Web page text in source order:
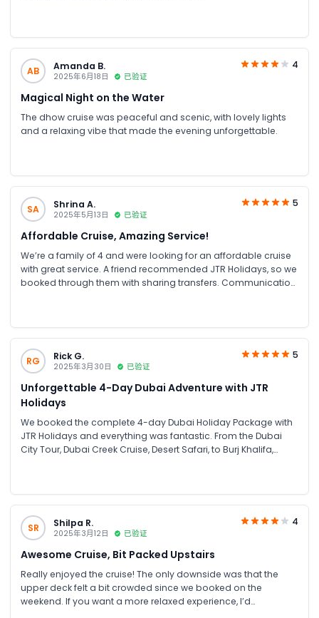
AB Amanda B.
2025年6月18日 已验证
4
Magical Night on the Water
The dhow cruise was peaceful and scenic, with lovely lights
and a relaxing vibe that made the evening unforgettable.
SA Shrina A.
2025年5月13日 已验证
5
Affordable Cruise, Amazing Service!
We’re a family of 4 and were looking for an affordable cruise
with great service. A friend recommended JTR Holidays, so we
booked through them with sharing transfers. Communication
RG Rick G.
2025年3月30日 已验证
5
Unforgettable 4-Day Dubai Adventure with JTR
Holidays
We booked the complete 4-day Dubai Holiday Package with
JTR Holidays and everything was fantastic. From the Dubai
City Tour, Dubai Creek Cruise, Desert Safari, to Burj Khalifa,
enjoying the night vibes and skyline views, absolutely
amazing. Special thanks to Mr. Umer for the great service. I’ll
definitely come back to JTR Holidays for my next adventure.
SR Shilpa R.
2025年3月12日 已验证
4
Awesome Cruise, Bit Packed Upstairs
Really enjoyed the cruise! The only downside was that the
upper deck felt a bit crowded since we booked on the
weekend. If you want a more relaxed experience, I’d